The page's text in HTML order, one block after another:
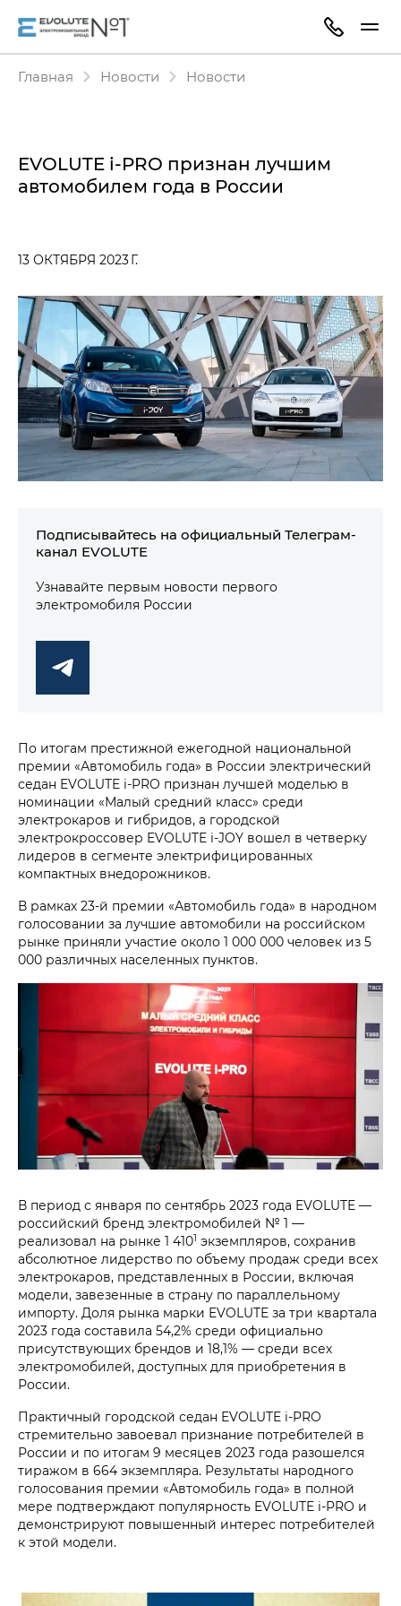
Главная Новости Новости
EVOLUTE i‑PRO признан лучшим
автомобилем года в России
13 ОКТЯБРЯ 2023 Г.
Подписывайтесь на официальный Телеграм-
канал EVOLUTE
Узнавайте первым новости первого
электромобиля России
По итогам престижной ежегодной национальной
премии «Автомобиль года» в России электрический
седан EVOLUTE i‑PRO признан лучшей моделью в
номинации «Малый средний класс» среди
электрокаров и гибридов, а городской
электрокроссовер EVOLUTE i‑JOY вошел в четверку
лидеров в сегменте электрифицированных
компактных внедорожников.
В рамках 23-й премии «Автомобиль года» в народном
голосовании за лучшие автомобили на российском
рынке приняли участие около 1 000 000 человек из 5
000 различных населенных пунктов.
В период с января по сентябрь 2023 года EVOLUTE —
российский бренд электромобилей № 1 —
реализовал на рынке 1 4101 экземпляров, сохранив
абсолютное лидерство по объему продаж среди всех
электрокаров, представленных в России, включая
модели, завезенные в страну по параллельному
импорту. Доля рынка марки EVOLUTE за три квартала
2023 года составила 54,2% среди официально
присутствующих брендов и 18,1% — среди всех
электромобилей, доступных для приобретения в
России.
Практичный городской седан EVOLUTE i‑PRO
стремительно завоевал признание потребителей в
России и по итогам 9 месяцев 2023 года разошелся
тиражом в 664 экземпляра. Результаты народного
голосования премии «Автомобиль года» в полной
мере подтверждают популярность EVOLUTE i‑PRO и
демонстрируют повышенный интерес потребителей
к этой модели.